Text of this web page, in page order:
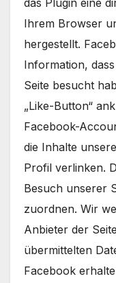
Ihrem Browser
hergestellt.
Information,
Seite besucht
„Like-Button“
Facebook-
die Inhalte
Profil verlinken.
Besuch unserer
zuordnen. Wir
Anbieter der
übermittelten
Facebook